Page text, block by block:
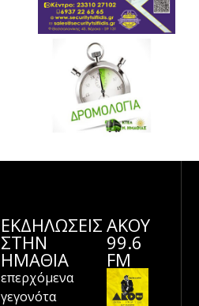
ΕΚΔΗΛΩΣΕΙΣ
ΣΤΗΝ
ΗΜΑΘΊΑ
επερχόμενα
γεγονότα
ΑΚΟΥ
99.6
FM